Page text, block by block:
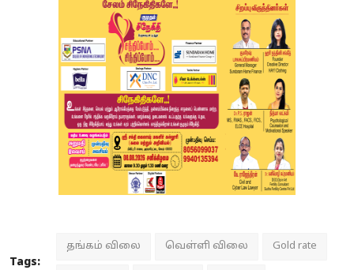
Tags:
தங்கம் விலை வெள்ளி விலை Gold rate